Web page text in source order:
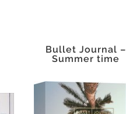
Bullet Journal –
Summer time